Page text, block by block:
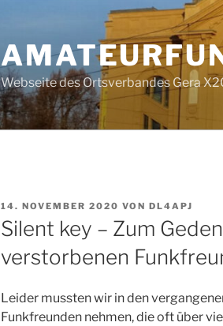
Webseite des Ortsverbandes Gera
VERÖFFENTLICHT
AM
14. NOVEMBER 2020 VON DL4APJ
Silent key – Zum
verstorbenen
Leider mussten wir in den
Funkfreunden nehmen, die oft über